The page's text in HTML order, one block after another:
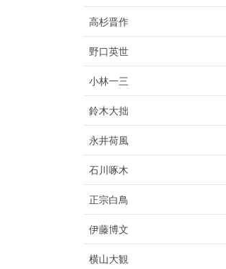
高杉晋作
野口英世
小林一三
鈴木大拙
永井荷風
石川啄木
正宗白鳥
伊藤博文
横山大観